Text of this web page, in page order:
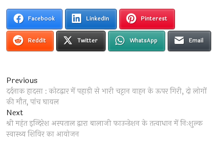
Facebook LinkedIn Pinterest
Reddit Twitter WhatsApp Email
Post
navigation
Previous
post:
दर्दनाक हादसा : कोटद्वार में पहाड़ी से भारी चट्टान वाहन के ऊपर गिरी, दो लोगों
की मौत, पांच घायल
NextNext
post:
श्री महंत इन्दिरेश अस्पताल द्वारा बालाजी फाउन्डेशन के तत्वाधान में निःशुल्क
स्वास्थ्य शिविर का आयोजन